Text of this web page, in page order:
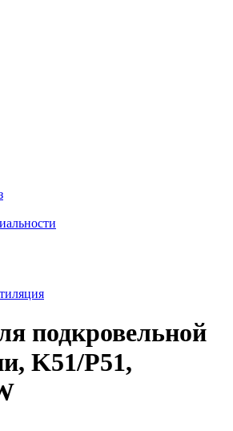
подкровельной
K51/Р51,